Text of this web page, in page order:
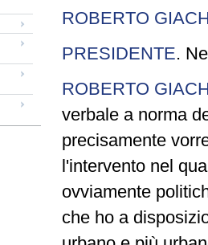
ROBERTO
PRESIDENTE.
ROBERTO
verbale a norma
precisamente
l'intervento nel
ovviamente
che ho a